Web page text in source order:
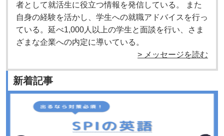
者として就活生に役立つ情報を発信している。 また
自身の経験を活かし、学生への就職アドバイスを行っ
ている。延べ1,000人以上の学生と面談を行い、さま
ざまな企業への内定に導いている。
> メッセージを読む
新着記事